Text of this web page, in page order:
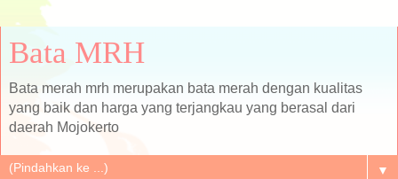
Bata MRH
Bata merah mrh merupakan bata merah dengan kualitas
yang baik dan harga yang terjangkau yang berasal dari
daerah Mojokerto
▼